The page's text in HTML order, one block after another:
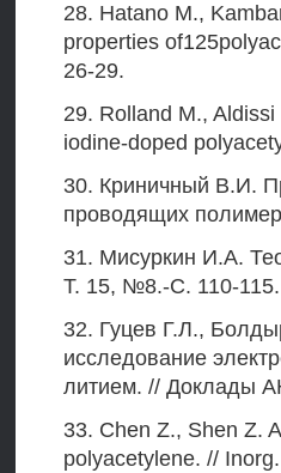
28. Hatano M.,
properties
26-29.
29. Rolland M.,
iodine-doped
30. Криничный В.И.
проводящих
31. Мисуркин И.А.
Т. 15, №8.-С. 110-115.
32. Гуцев Г.Л.,
исследование
литием. // Доклады
33. Chen Z., Shen Z.
polyacetylene. //